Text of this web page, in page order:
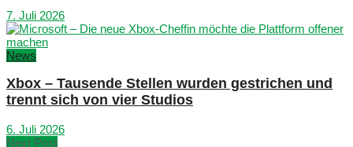
7. Juli 2026
News
Xbox – Tausende Stellen wurden gestrichen und
trennt sich von vier Studios
6. Juli 2026
Next Post